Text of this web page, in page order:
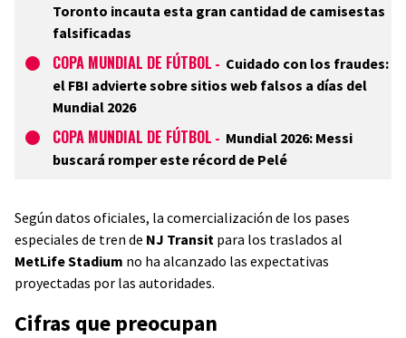
Toronto incauta esta gran cantidad de camisestas
falsificadas
COPA MUNDIAL DE FÚTBOL - Cuidado con los fraudes:
el FBI advierte sobre sitios web falsos a días del
Mundial 2026
COPA MUNDIAL DE FÚTBOL - Mundial 2026: Messi
buscará romper este récord de Pelé
Según datos oficiales, la comercialización de los pases
especiales de tren de NJ Transit para los traslados al
MetLife Stadium no ha alcanzado las expectativas
proyectadas por las autoridades.
Cifras que preocupan